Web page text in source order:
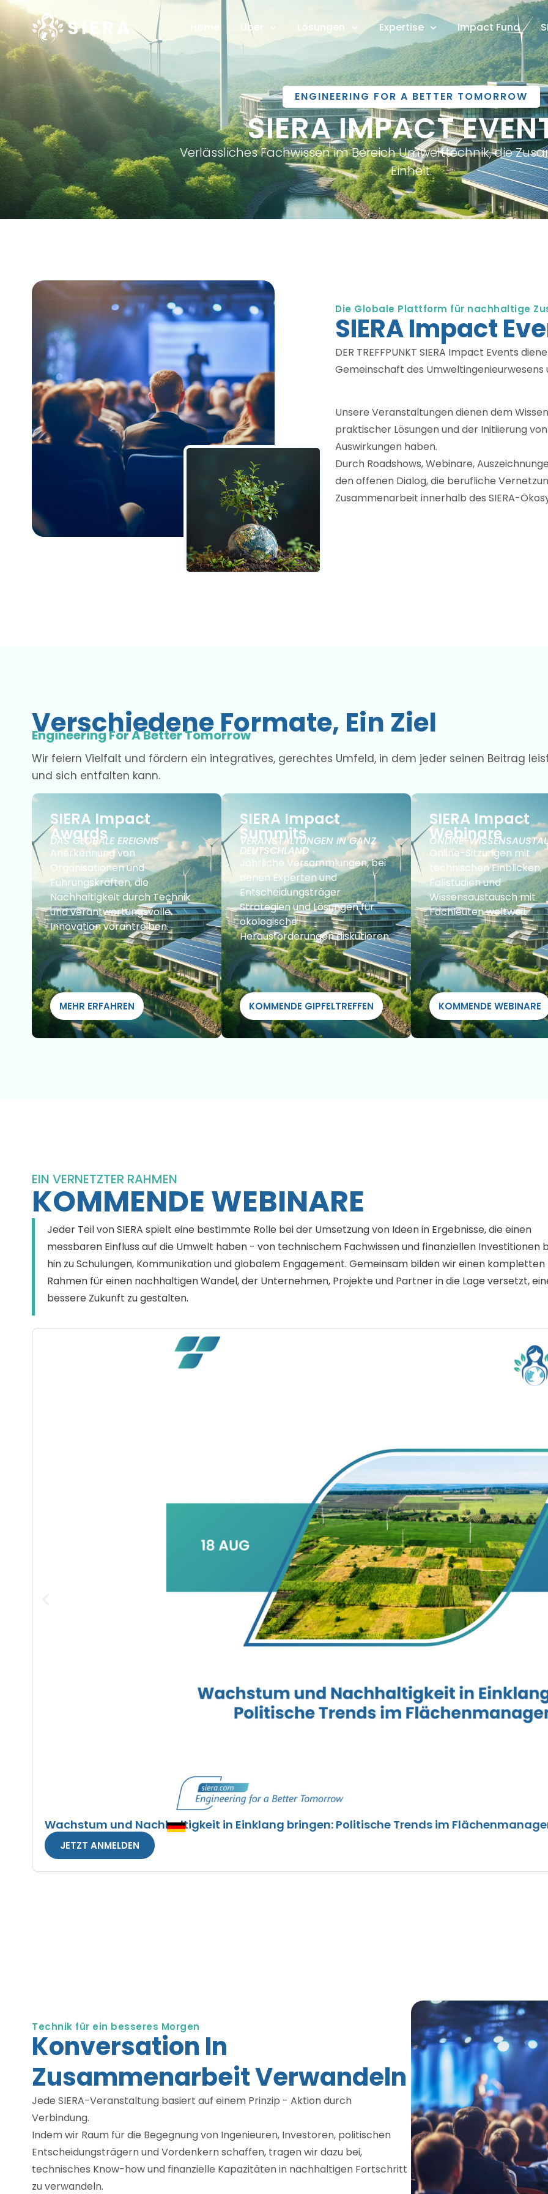
Über Lösungen Expertise Impact Fund
ENGINEERING FOR A BETTER TOMORROW
SIERA IMPACT
Verlässliches Fachwissen im Bereich Umwelttechnik, die
Einheit.
Die Globale Plattform für nachhaltige
SIERA Impact
DER TREFFPUNKT SIERA Impact Events
Gemeinschaft des
Unsere Veranstaltungen dienen dem
praktischer Lösungen und der Initiierung
Auswirkungen haben.
Durch Roadshows, Webinare,
den offenen Dialog, die berufliche
Zusammenarbeit innerhalb des SIERA-
Verschiedene Formate, Ein Ziel
Engineering For A Better Tomorrow
Wir feiern Vielfalt und fördern ein integratives, gerechtes Umfeld, in dem jeder seinen Beitrag
und sich entfalten kann.
SIERA Impact
Awards
DAS GLOBALE EREIGNIS
Anerkennung von
Organisationen und
Führungskräften, die
Nachhaltigkeit durch Technik
und verantwortungsvolle
Innovation vorantreiben.
MEHR ERFAHREN
SIERA Impact
Summits
VERANSTALTUNGEN IN GANZ
DEUTSCHLAND
Jährliche Versammlungen, bei
denen Experten und
Entscheidungsträger
Strategien und Lösungen für
ökologische
Herausforderungen diskutieren.
KOMMENDE GIPFELTREFFEN
SIERA Impact
Webinare
ONLINE-
Online-Sitzungen mit
technischen Einblicken,
Fallstudien und
Wissensaustausch mit
Fachleuten weltweit.
KOMMENDE WEBINARE
EIN VERNETZTER RAHMEN
KOMMENDE WEBINARE
Jeder Teil von SIERA spielt eine bestimmte Rolle bei der Umsetzung von Ideen in Ergebnisse, die einen
messbaren Einfluss auf die Umwelt haben - von technischem Fachwissen und finanziellen Investitionen
hin zu Schulungen, Kommunikation und globalem Engagement. Gemeinsam bilden wir einen kompletten
Rahmen für einen nachhaltigen Wandel, der Unternehmen, Projekte und Partner in die Lage versetzt,
bessere Zukunft zu gestalten.
Wachstum und Nachhaltigkeit in Einklang bringen: Politische Trends im
JETZT ANMELDEN
Technik für ein besseres Morgen
Konversation In
Zusammenarbeit Verwandeln
Jede SIERA-Veranstaltung basiert auf einem Prinzip - Aktion durch
Verbindung.
Indem wir Raum für die Begegnung von Ingenieuren, Investoren, politischen
Entscheidungsträgern und Vordenkern schaffen, tragen wir dazu bei,
technisches Know-how und finanzielle Kapazitäten in nachhaltigen Fortschritt
zu verwandeln.